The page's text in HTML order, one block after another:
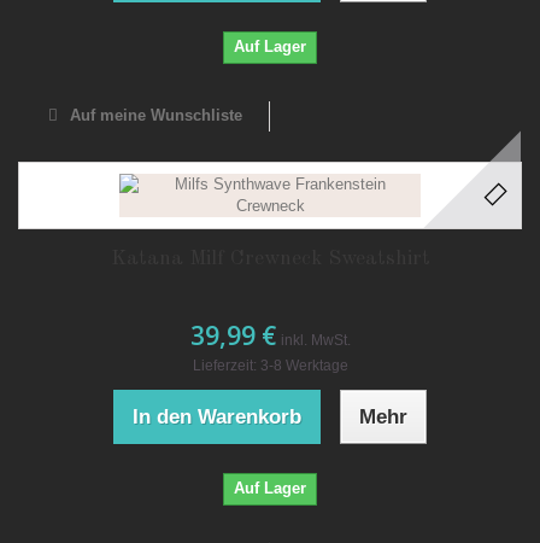
Auf Lager
Auf meine Wunschliste
39,99 € inkl. MwSt.
Lieferzeit: 3-8 Werktage
In den Warenkorb Mehr
Auf Lager